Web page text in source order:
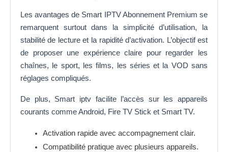
Les avantages de Smart IPTV Abonnement Premium se
remarquent surtout dans la simplicité d’utilisation, la
stabilité de lecture et la rapidité d’activation. L’objectif est
de proposer une expérience claire pour regarder les
chaînes, le sport, les films, les séries et la VOD sans
réglages compliqués.
De plus, Smart iptv facilite l’accès sur les appareils
courants comme Android, Fire TV Stick et Smart TV.
Activation rapide avec accompagnement clair.
Compatibilité pratique avec plusieurs appareils.